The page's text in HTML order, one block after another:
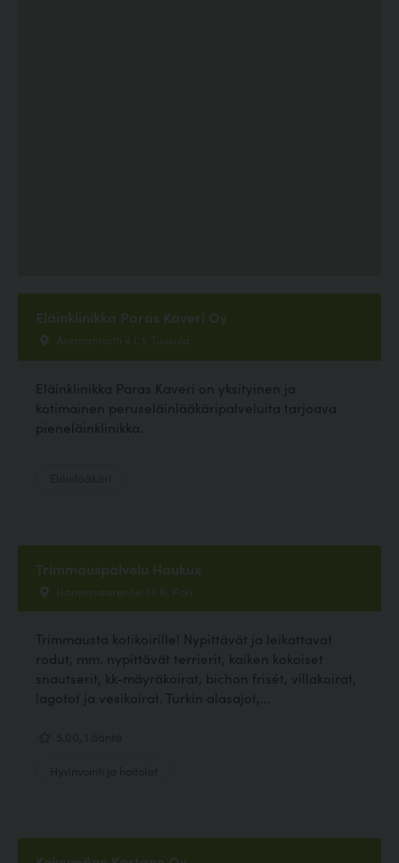
Eläinklinikka Paras Kaveri Oy
Asemanraitti 4 L 1, Tuusula
Eläinklinikka Paras Kaveri on yksityinen ja
kotimainen peruseläinlääkäripalveluita tarjoava
pieneläinklinikka.
Trimmauspalvelu Haukux
Haapasaarentie 34 B, Pori
Trimmausta kotikoirille! Nypittävät ja leikattavat
rodut, mm. nypittävät terrierit, kaiken kokoiset
snautserit, kk-mäyräkoirat, bichon frisét, villakoirat,
lagotot ja vesikoirat. Turkin alasajot,...